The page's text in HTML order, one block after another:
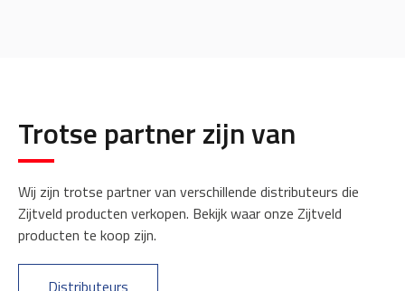
Trotse partner zijn van
Wij zijn trotse partner van verschillende distributeurs die
Zijtveld producten verkopen. Bekijk waar onze Zijtveld
producten te koop zijn.
Distributeurs